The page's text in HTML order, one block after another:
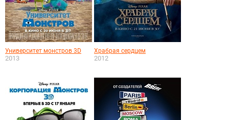
Университет монстров 3D
2013
Храбрая сердцем
2012